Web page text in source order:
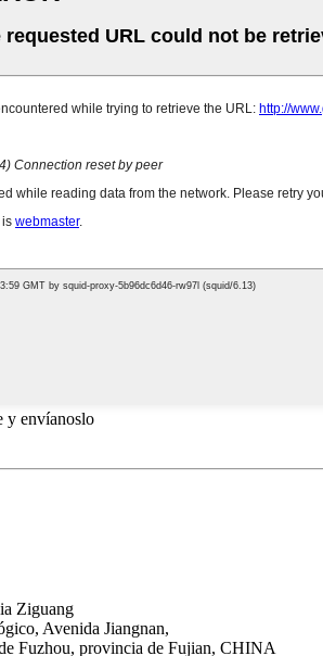
y envíanoslo
Ziguang
Avenida Jiangnan,
Fuzhou, provincia de Fujian, CHINA